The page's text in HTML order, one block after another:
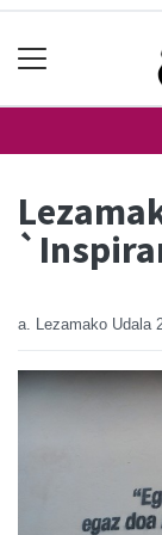
a. Lezamako Udala